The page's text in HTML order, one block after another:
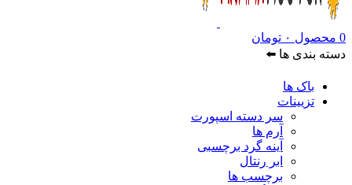
0 محصول ۰ تومان
دسته بندی ها ⬅️
باک ها
تزیینات
سر دسته اسپورت
آرم ها
آینه گرد برچسبی
ابر رنتال
برچسب ها